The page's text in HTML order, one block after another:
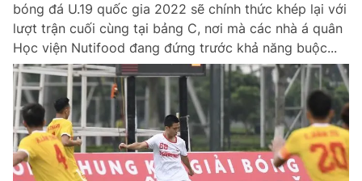
bóng đá U.19 quốc gia 2022 sẽ chính thức khép lại với
lượt trận cuối cùng tại bảng C, nơi mà các nhà á quân
Học viện Nutifood đang đứng trước khả năng buộc...